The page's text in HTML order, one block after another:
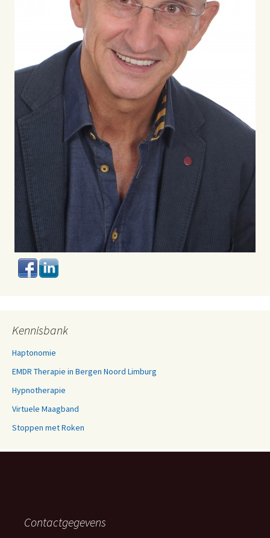
Kennisbank
Haptonomie
EMDR Therapie in Bergen Noord Limburg
Hypnotherapie
Virtuele Maagband
Stoppen met Roken
Contactgegevens